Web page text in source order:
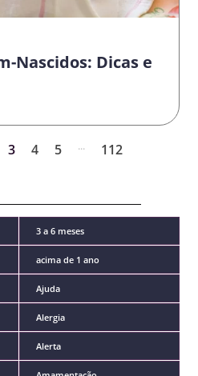
Nascidos: Dicas e
3 4 5 ... 112
3 a 6 meses
acima de 1 ano
Ajuda
Alergia
Alerta